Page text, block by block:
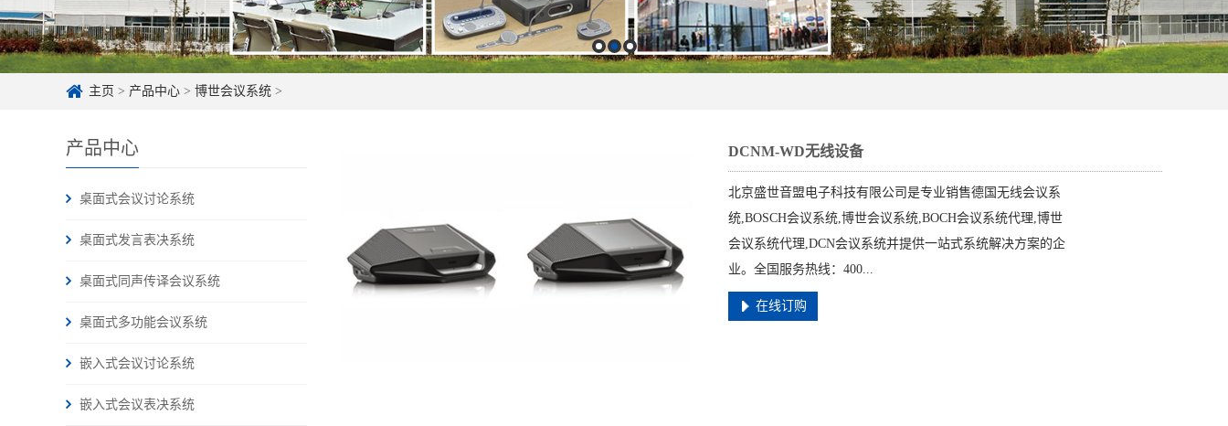
主页 > 产品中心 > 博世会议系统 >
产品中心
桌面式会议讨论系统
桌面式发言表决系统
桌面式同声传译会议系统
桌面式多功能会议系统
嵌入式会议讨论系统
嵌入式会议表决系统
DCNM-WD无线设备
北京盛世音盟电子科技有限公司是专业销售德国无线会议系
统,BOSCH会议系统,博世会议系统,BOCH会议系统代理,博世
会议系统代理,DCN会议系统并提供一站式系统解决方案的企
业。全国服务热线：400...
在线订购